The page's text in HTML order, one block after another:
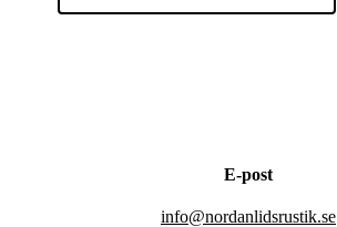
E-post
info@nordanlidsrustik.se